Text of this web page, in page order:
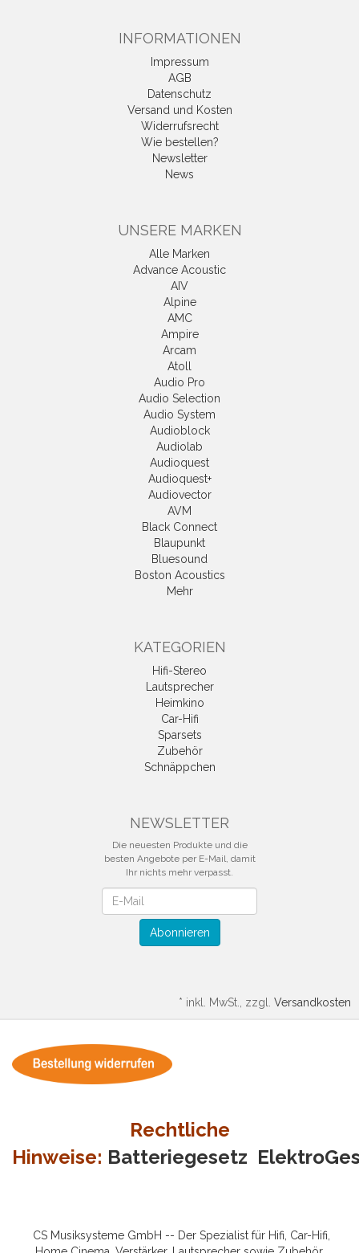
INFORMATIONEN
Impressum
AGB
Datenschutz
Versand und Kosten
Widerrufsrecht
Wie bestellen?
Newsletter
News
UNSERE MARKEN
Alle Marken
Advance Acoustic
AIV
Alpine
AMC
Ampire
Arcam
Atoll
Audio Pro
Audio Selection
Audio System
Audioblock
Audiolab
Audioquest
Audioquest+
Audiovector
AVM
Black Connect
Blaupunkt
Bluesound
Boston Acoustics
Mehr
KATEGORIEN
Hifi-Stereo
Lautsprecher
Heimkino
Car-Hifi
Sparsets
Zubehör
Schnäppchen
NEWSLETTER
Die neuesten Produkte und die
besten Angebote per E-Mail, damit
Ihr nichts mehr verpasst.
Abonnieren
* inkl. MwSt., zzgl. Versandkosten
Rechtliche
Hinweise: Batteriegesetz
CS Musiksysteme GmbH -- Der Spezialist für Hifi, Car-Hifi,